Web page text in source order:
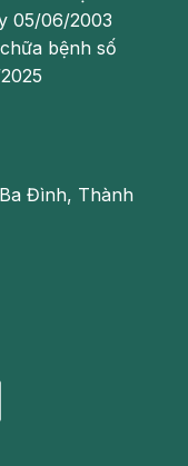
vào buổi sáng thì
Cố gắng đánh
Nếu con bạn
gian từ lúc trẻ ngủ
trẻ thức 5 phút.
bị mộng du lại thì
05/06/2003
bệnh số
Đình, Thành